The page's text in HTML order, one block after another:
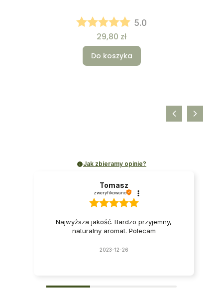
5.0
Cena
29,80 zł
Do koszyka
Jak zbieramy opinie?
Tomasz
zweryfikowano
Najwyższa jakość. Bardzo przyjemny,
naturalny aromat. Polecam
2023-12-26